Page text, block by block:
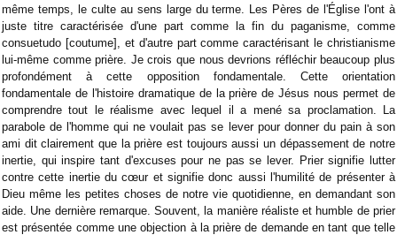
même temps, le culte au sens large du terme. Les Pères de l'Église l'ont à
juste titre caractérisée d'une part comme la fin du paganisme, comme
consuetudo [coutume], et d'autre part comme caractérisant le christianisme
lui-même comme prière. Je crois que nous devrions réfléchir beaucoup plus
profondément à cette opposition fondamentale. Cette orientation
fondamentale de l'histoire dramatique de la prière de Jésus nous permet de
comprendre tout le réalisme avec lequel il a mené sa proclamation. La
parabole de l'homme qui ne voulait pas se lever pour donner du pain à son
ami dit clairement que la prière est toujours aussi un dépassement de notre
inertie, qui inspire tant d'excuses pour ne pas se lever. Prier signifie lutter
contre cette inertie du cœur et signifie donc aussi l'humilité de présenter à
Dieu même les petites choses de notre vie quotidienne, en demandant son
aide. Une dernière remarque. Souvent, la manière réaliste et humble de prier
est présentée comme une objection à la prière de demande en tant que telle